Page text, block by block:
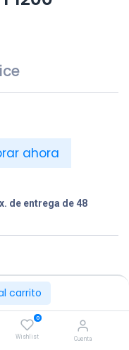
carrito
0
Wishlist Cuenta
ahora
de entrega de 48
Entrega
gratuita en